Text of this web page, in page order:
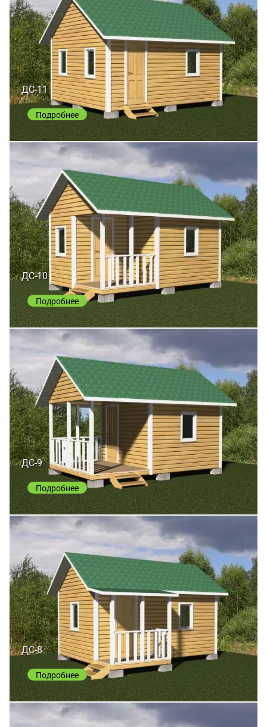
ДС-11
Подробнее
ДС-10
Подробнее
ДС-9
Подробнее
ДС-8
Подробнее